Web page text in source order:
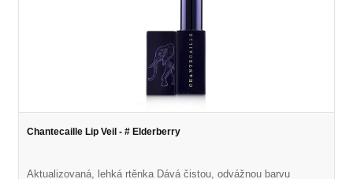
Chantecaille Lip Veil - # Elderberry
Aktualizovaná, lehká rtěnka Dává čistou, odvážnou barvu